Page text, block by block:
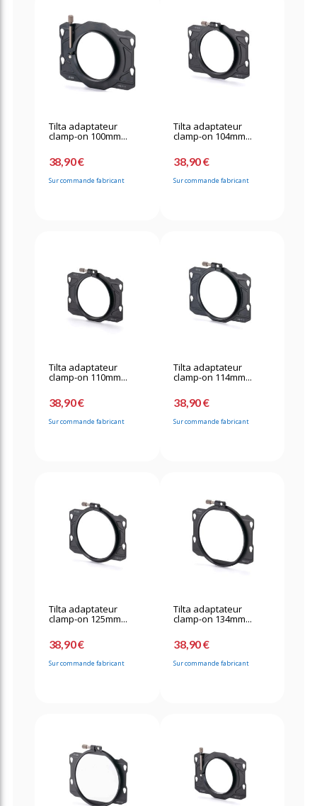
Tilta adaptateur
clamp-on 100mm...
38,90 €
Sur commande fabricant
Tilta adaptateur
clamp-on 104mm...
38,90 €
Sur commande fabricant
Tilta adaptateur
clamp-on 110mm...
38,90 €
Sur commande fabricant
Tilta adaptateur
clamp-on 114mm...
38,90 €
Sur commande fabricant
Tilta adaptateur
clamp-on 125mm...
38,90 €
Sur commande fabricant
Tilta adaptateur
clamp-on 134mm...
38,90 €
Sur commande fabricant